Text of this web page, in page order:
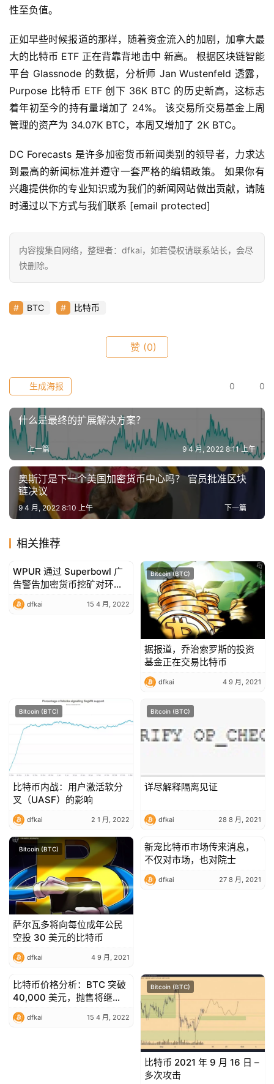
首
页
快
仰
a
h
指
数
工
具
推
荐
性至负值。
正如早些时候报道的那样，随着资金流入的加剧，加拿大最
大的比特币 ETF 正在背靠背地击中 新高。 根据区块链智能
平台 Glassnode 的数据，分析师 Jan Wustenfeld 透露，
Purpose 比特币 ETF 创下 36K BTC 的历史新高，这标志
着年初至今的持有量增加了 24%。 该交易所交易基金上周
管理的资产为 34.07K BTC，本周又增加了 2K BTC。
DC Forecasts 是许多加密货币新闻类别的领导者，力求达
到最高的新闻标准并遵守一套严格的编辑政策。 如果你有
兴趣提供你的专业知识或为我们的新闻网站做出贡献，请随
时通过以下方式与我们联系 [email protected]
内容搜集自网络，整理者：dfkai，如若侵权请联系站长，会尽
快删除。
BTC 比特币
赞 (0)
0 0
生成海报
什么是最终的扩展解决方案？
上一篇 9 4 月, 2022 8:11 上午
奥斯汀是下一个美国加密货币中心吗？ 官员批准区块
链决议
下一篇
9 4 月, 2022 8:10 上午
相关推荐
Bitcoin (BTC)
WPUR 通过 Superbowl 广
告警告加密货币挖矿对环境
的影响
dfkai 15 4 月, 2022
Bitcoin (BTC)
据报道，乔治索罗斯的投资
基金正在交易比特币
dfkai 4 9 月, 2021
Bitcoin (BTC)
比特币内战：用户激活软分
叉（UASF）的影响
dfkai 2 1 月, 2022
Bitcoin (BTC)
详尽解释隔离见证
dfkai 28 8 月, 2021
Bitcoin (BTC)
萨尔瓦多将向每位成年公民
空投 30 美元的比特币
dfkai 4 9 月, 2021
Bitcoin (BTC)
新宠比特币市场传来消息，
不仅对市场，也对院士
dfkai 27 8 月, 2021
Bitcoin (BTC)
比特币价格分析：BTC 突破
40,000 美元，抛售将继
续？
dfkai 15 4 月, 2022
Bitcoin (BTC)
比特币 2021 年 9 月 16 日 –
多次攻击